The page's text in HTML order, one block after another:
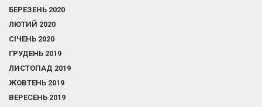
БЕРЕЗЕНЬ 2020
ЛЮТИЙ 2020
СІЧЕНЬ 2020
ГРУДЕНЬ 2019
ЛИСТОПАД 2019
ЖОВТЕНЬ 2019
ВЕРЕСЕНЬ 2019